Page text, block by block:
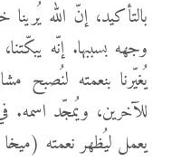
بالتأكيد، إنّ الله
وجهه بسببها. إنّه
يُغيّرنا بنعمته لنُصبح
للآخرين، ويُمجّد اسمه.
يعمل ليُظهر نعمته (ميخا 7: 18).